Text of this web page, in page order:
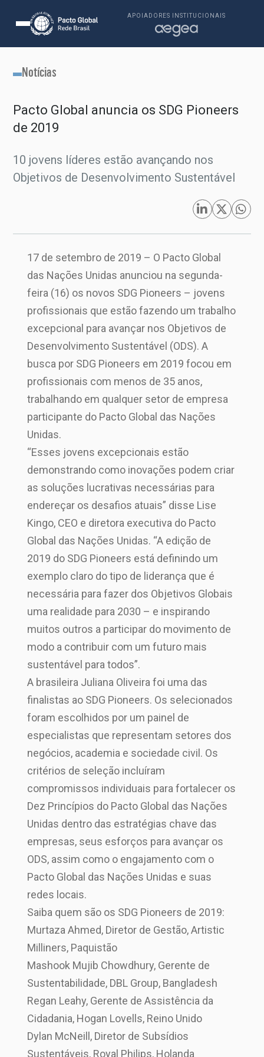
APOIADORES INSTITUCIONAIS
Notícias
Pacto Global anuncia os SDG Pioneers
de 2019
10 jovens líderes estão avançando nos
Objetivos de Desenvolvimento Sustentável
17 de setembro de 2019 – O Pacto Global
das Nações Unidas anunciou na segunda-
feira (16) os novos SDG Pioneers – jovens
profissionais que estão fazendo um trabalho
excepcional para avançar nos Objetivos de
Desenvolvimento Sustentável (ODS). A
busca por SDG Pioneers em 2019 focou em
profissionais com menos de 35 anos,
trabalhando em qualquer setor de empresa
participante do Pacto Global das Nações
Unidas.
“Esses jovens excepcionais estão
demonstrando como inovações podem criar
as soluções lucrativas necessárias para
endereçar os desafios atuais” disse Lise
Kingo, CEO e diretora executiva do Pacto
Global das Nações Unidas. “A edição de
2019 do SDG Pioneers está definindo um
exemplo claro do tipo de liderança que é
necessária para fazer dos Objetivos Globais
uma realidade para 2030 – e inspirando
muitos outros a participar do movimento de
modo a contribuir com um futuro mais
sustentável para todos”.
A brasileira Juliana Oliveira foi uma das
finalistas ao SDG Pioneers. Os selecionados
foram escolhidos por um painel de
especialistas que representam setores dos
negócios, academia e sociedade civil. Os
critérios de seleção incluíram
compromissos individuais para fortalecer os
Dez Princípios do Pacto Global das Nações
Unidas dentro das estratégias chave das
empresas, seus esforços para avançar os
ODS, assim como o engajamento com o
Pacto Global das Nações Unidas e suas
redes locais.
Saiba quem são os SDG Pioneers de 2019:
Murtaza Ahmed, Diretor de Gestão, Artistic
Milliners, Paquistão
Mashook Mujib Chowdhury, Gerente de
Sustentabilidade, DBL Group, Bangladesh
Regan Leahy, Gerente de Assistência da
Cidadania, Hogan Lovells, Reino Unido
Dylan McNeill, Diretor de Subsídios
Sustentáveis, Royal Philips, Holanda